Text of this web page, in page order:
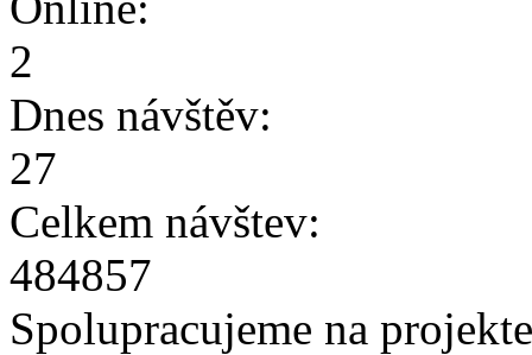
2
Dnes návštěv:
27
Celkem návštev:
484857
Spolupracujeme na